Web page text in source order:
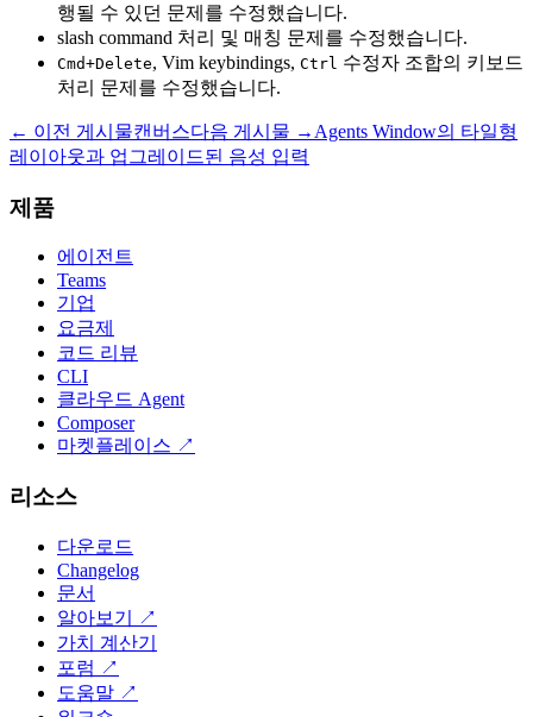
행될 수 있던 문제를 수정했습니다.
slash command 처리 및 매칭 문제를 수정했습니다.
Cmd+Delete, Vim keybindings, Ctrl 수정자 조합의 키보드
처리 문제를 수정했습니다.
← 이전 게시물캔버스다음 게시물 → Agents Window의 타일형
레이아웃과 업그레이드된 음성 입력
제품
에이전트
Teams
기업
요금제
코드 리뷰
CLI
클라우드 Agent
Composer
마켓플레이스 ↗
리소스
다운로드
Changelog
문서
알아보기
↗
가치 계산기
포럼 ↗
도움말 ↗